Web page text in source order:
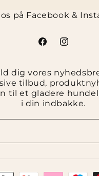
på Facebook &
FacebookInstagram
dig vores
tilbud,
til et gladere
i din indbakke.